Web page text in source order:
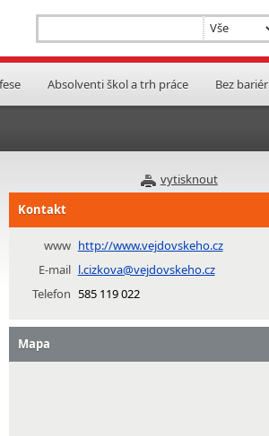
Absolventi škol a trh práce Bez bariér
vytisknout
Kontakt
www http://www.vejdovskeho.cz
E-mail l.cizkova@vejdovskeho.cz
Telefon 585 119 022
Mapa